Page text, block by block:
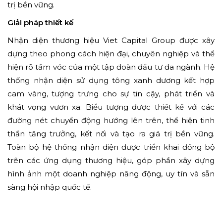
trị bền vững.
Giải pháp thiết kế
Nhận diện thương hiệu Viet Capital Group được xây
dựng theo phong cách hiện đại, chuyên nghiệp và thể
hiện rõ tầm vóc của một tập đoàn đầu tư đa ngành. Hệ
thống nhận diện sử dụng tông xanh dương kết hợp
cam vàng, tượng trưng cho sự tin cậy, phát triển và
khát vọng vươn xa. Biểu tượng được thiết kế với các
đường nét chuyển động hướng lên trên, thể hiện tinh
thần tăng trưởng, kết nối và tạo ra giá trị bền vững.
Toàn bộ hệ thống nhận diện được triển khai đồng bộ
trên các ứng dụng thương hiệu, góp phần xây dựng
hình ảnh một doanh nghiệp năng động, uy tín và sẵn
sàng hội nhập quốc tế.